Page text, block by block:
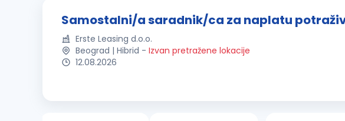
Samostalni/a saradnik/ca za naplatu
Erste Leasing d.o.o.
Beograd | Hibrid - Izvan pretražene lokacije
12.08.2026